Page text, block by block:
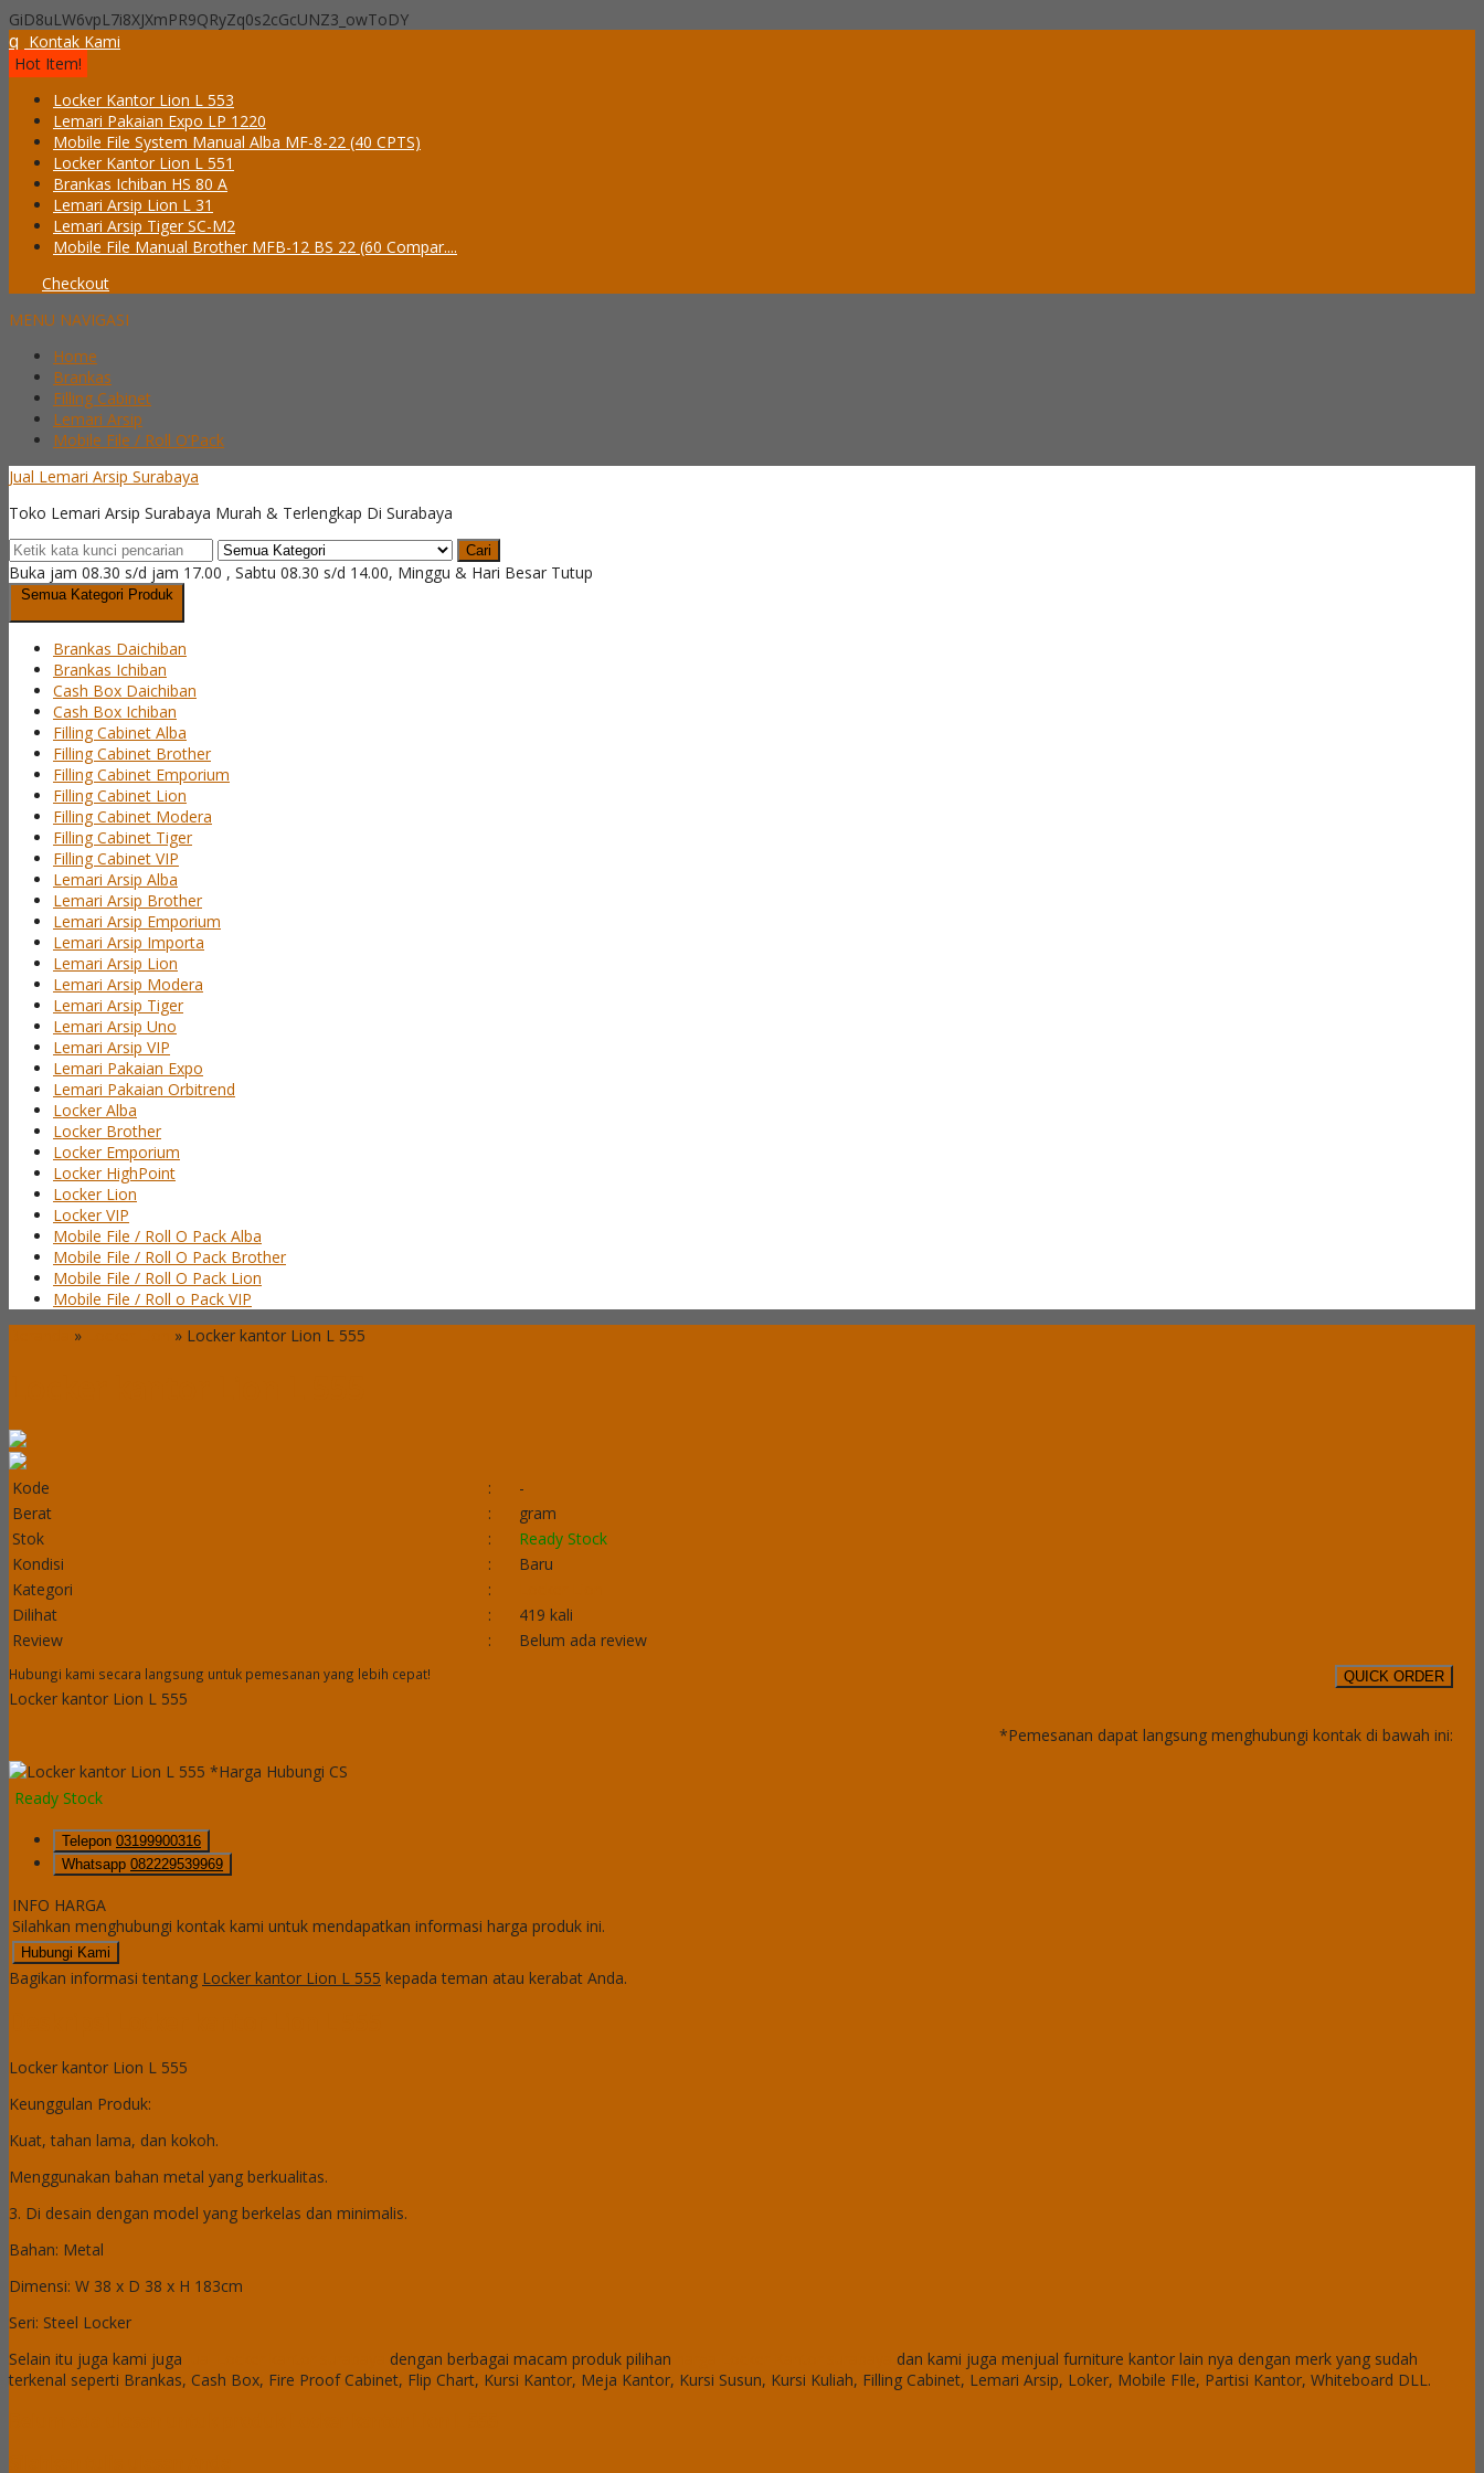
GiD8uLW6vpL7i8XJXmPR9QRyZq0s2cGcUNZ3_owToDY
q Kontak Kami
Hot Item!
Locker Kantor Lion L 553
Lemari Pakaian Expo LP 1220
Mobile File System Manual Alba MF-8-22 (40 CPTS)
Locker Kantor Lion L 551
Brankas Ichiban HS 80 A
Lemari Arsip Lion L 31
Lemari Arsip Tiger SC-M2
Mobile File Manual Brother MFB-12 BS 22 (60 Compar....
Checkout
MENU NAVIGASI
Home
Brankas
Filling Cabinet
Lemari Arsip
Mobile File / Roll O’Pack
Jual Lemari Arsip Surabaya
Toko Lemari Arsip Surabaya Murah & Terlengkap Di Surabaya
Cari
Buka jam 08.30 s/d jam 17.00 , Sabtu 08.30 s/d 14.00, Minggu & Hari Besar Tutup
Semua Kategori Produk
Brankas Daichiban
Brankas Ichiban
Cash Box Daichiban
Cash Box Ichiban
Filling Cabinet Alba
Filling Cabinet Brother
Filling Cabinet Emporium
Filling Cabinet Lion
Filling Cabinet Modera
Filling Cabinet Tiger
Filling Cabinet VIP
Lemari Arsip Alba
Lemari Arsip Brother
Lemari Arsip Emporium
Lemari Arsip Importa
Lemari Arsip Lion
Lemari Arsip Modera
Lemari Arsip Tiger
Lemari Arsip Uno
Lemari Arsip VIP
Lemari Pakaian Expo
Lemari Pakaian Orbitrend
Locker Alba
Locker Brother
Locker Emporium
Locker HighPoint
Locker Lion
Locker VIP
Mobile File / Roll O Pack Alba
Mobile File / Roll O Pack Brother
Mobile File / Roll O Pack Lion
Mobile File / Roll o Pack VIP
» » Locker kantor Lion L 555
Kode :
-
Berat
:
gram
Stok
:
Ready Stock
Kondisi
:
Baru
Kategori
:
Dilihat
:
419 kali
Review
: Belum ada review
QUICK ORDER
Hubungi kami secara langsung untuk pemesanan yang lebih cepat!
Locker kantor Lion L 555
*Pemesanan dapat langsung menghubungi kontak di bawah ini:
*Harga Hubungi CS
Ready Stock
Telepon 03199900316
Whatsapp 082229539969
INFO HARGA
Silahkan menghubungi kontak kami untuk mendapatkan informasi harga produk ini.
Hubungi Kami
Bagikan informasi tentang Locker kantor Lion L 555 kepada teman atau kerabat Anda.
Locker kantor Lion L 555
Keunggulan Produk:
Kuat, tahan lama, dan kokoh.
Menggunakan bahan metal yang berkualitas.
3. Di desain dengan model yang berkelas dan minimalis.
Bahan: Metal
Dimensi: W 38 x D 38 x H 183cm
Seri: Steel Locker
Selain itu juga kami juga
dengan berbagai macam produk pilihan
dan kami juga menjual furniture kantor lain nya dengan merk yang sudah
terkenal seperti Brankas, Cash Box, Fire Proof Cabinet, Flip Chart, Kursi Kantor, Meja Kantor, Kursi Susun, Kursi Kuliah, Filling Cabinet, Lemari Arsip, Loker, Mobile FIle, Partisi Kantor, Whiteboard DLL.